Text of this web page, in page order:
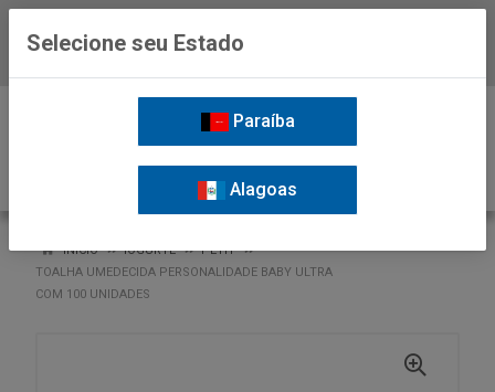
INÍCIO IOGURTE
PETIT
TOALHA UMEDECIDA PERSONALIDADE BABY ULTRA
COM 100 UNIDADES
Selecione seu Estado
Paraíba
Alagoas